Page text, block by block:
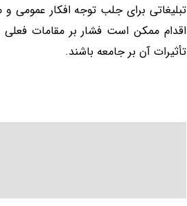
تبلیغاتی برای جلب توجه افکار عمومی
اقدام ممکن است فشار بر مقامات فعلی
تأثیرات آن بر جامعه باشند.